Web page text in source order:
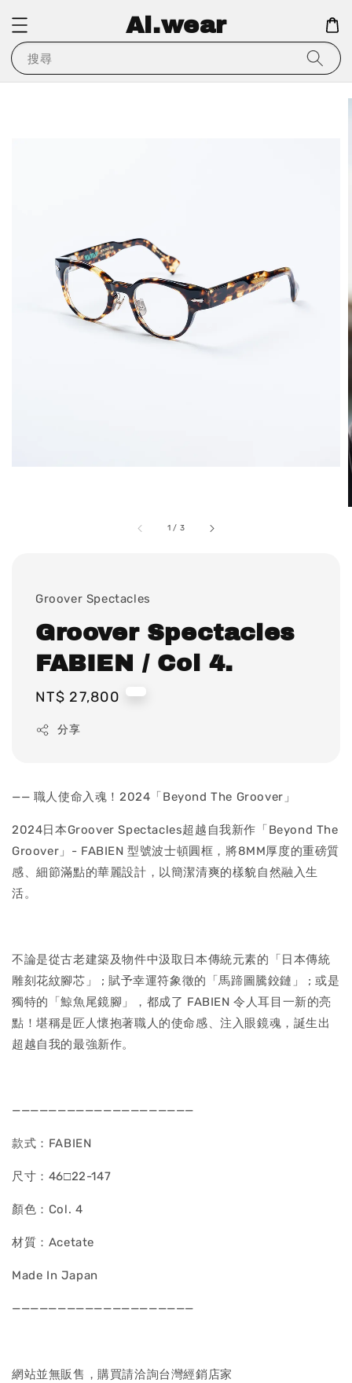
Ai.wear
搜尋
1 / 3
Groover Spectacles
Groover Spectacles
FABIEN / Col 4.
Regular
NT$ 27,800
分享
—— 職人使命入魂！2024「Beyond The Groover」
2024日本Groover Spectacles超越自我新作「Beyond The
Groover」- FABIEN 型號波士頓圓框，將8MM厚度的重磅質
感、細節滿點的華麗設計，以簡潔清爽的樣貌自然融入生
活。
不論是從古老建築及物件中汲取日本傳統元素的「日本傳統
雕刻花紋腳芯」 ; 賦予幸運符象徵的「馬蹄圖騰鉸鏈」 ; 或是
獨特的「鯨魚尾鏡腳」，都成了 FABIEN 令人耳目一新的亮
點！堪稱是匠人懷抱著職人的使命感、注入眼鏡魂，誕生出
超越自我的最強新作。
————————————————————
款式：FABIEN
尺寸：46□22-147
顏色：Col. 4
材質：Acetate
Made In Japan
————————————————————
網站並無販售，購買請洽詢台灣經銷店家